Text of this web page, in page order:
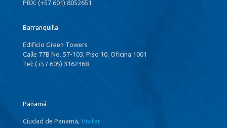
PBX: (+57 601) 8052651
Barranquilla
Edificio Green Towers
Calle 77B No. 57-103, Piso 10, Oficina 1001
Tel: (+57 605) 3162368
Panamá
Ciudad de Panamá, Visitar